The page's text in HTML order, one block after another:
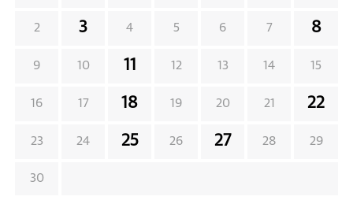
2 3 4 5 6 7 8
9 10 11 12 13 14 15
16 17 18 19 20 21 22
23 24 25 26 27 28 29
30